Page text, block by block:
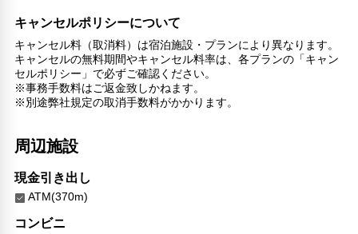
キャンセルポリシーについて
キャンセル料（取消料）は宿泊施設・プランにより異なります。
キャンセルの無料期間やキャンセル料率は、各プランの「キャン
セルポリシー」で必ずご確認ください。
※事務手数料はご返金致しかねます。
※別途弊社規定の取消手数料がかかります。
周辺施設
現金引き出し
ATM(370m)
コンビニ